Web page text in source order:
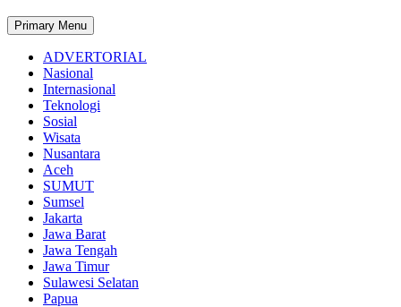
Primary Menu
ADVERTORIAL
Nasional
Internasional
Teknologi
Sosial
Wisata
Nusantara
Aceh
SUMUT
Sumsel
Jakarta
Jawa Barat
Jawa Tengah
Jawa Timur
Sulawesi Selatan
Papua